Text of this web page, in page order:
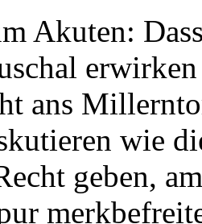
Akuten:
ans
wie
geben,